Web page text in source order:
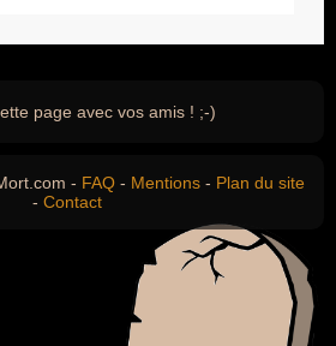
page avec vos amis ! ;-)
- FAQ - Mentions - Plan du site
- Contact